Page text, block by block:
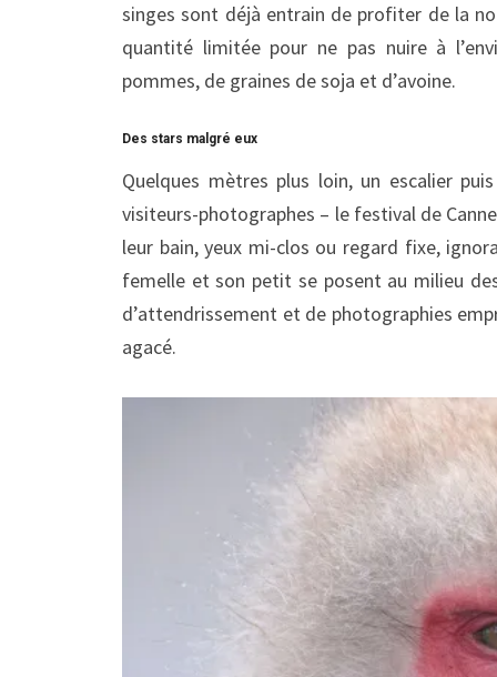
singes sont déjà entrain de profiter de la
quantité limitée pour ne pas nuire à
pommes, de graines de soja et d’avoine.
Des stars malgré eux
Quelques mètres plus loin, un escalier
visiteurs-photographes – le festival de
leur bain, yeux mi-clos ou regard fixe,
femelle et son petit se posent au milieu
d’attendrissement et de photographies
agacé.